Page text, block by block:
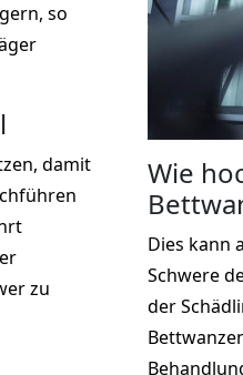
so
damit
zu
Wie
Dies kann
Schwere
der